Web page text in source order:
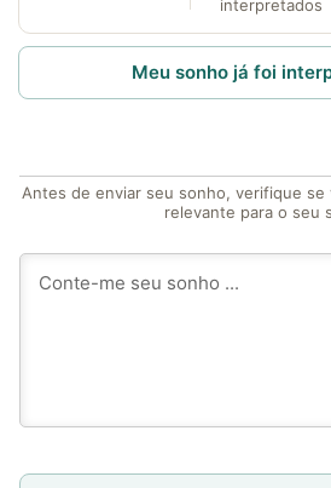
interpretados
Meu sonho já foi
Antes de enviar seu sonho, verifique se
relevante para o seu